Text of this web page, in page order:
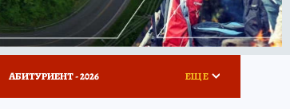
АБИТУРИЕНТ - 2026 ЕЩЕ